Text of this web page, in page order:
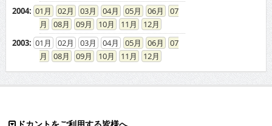
2003: 01 02 03 04 05 06
07
08
09 10 11 12